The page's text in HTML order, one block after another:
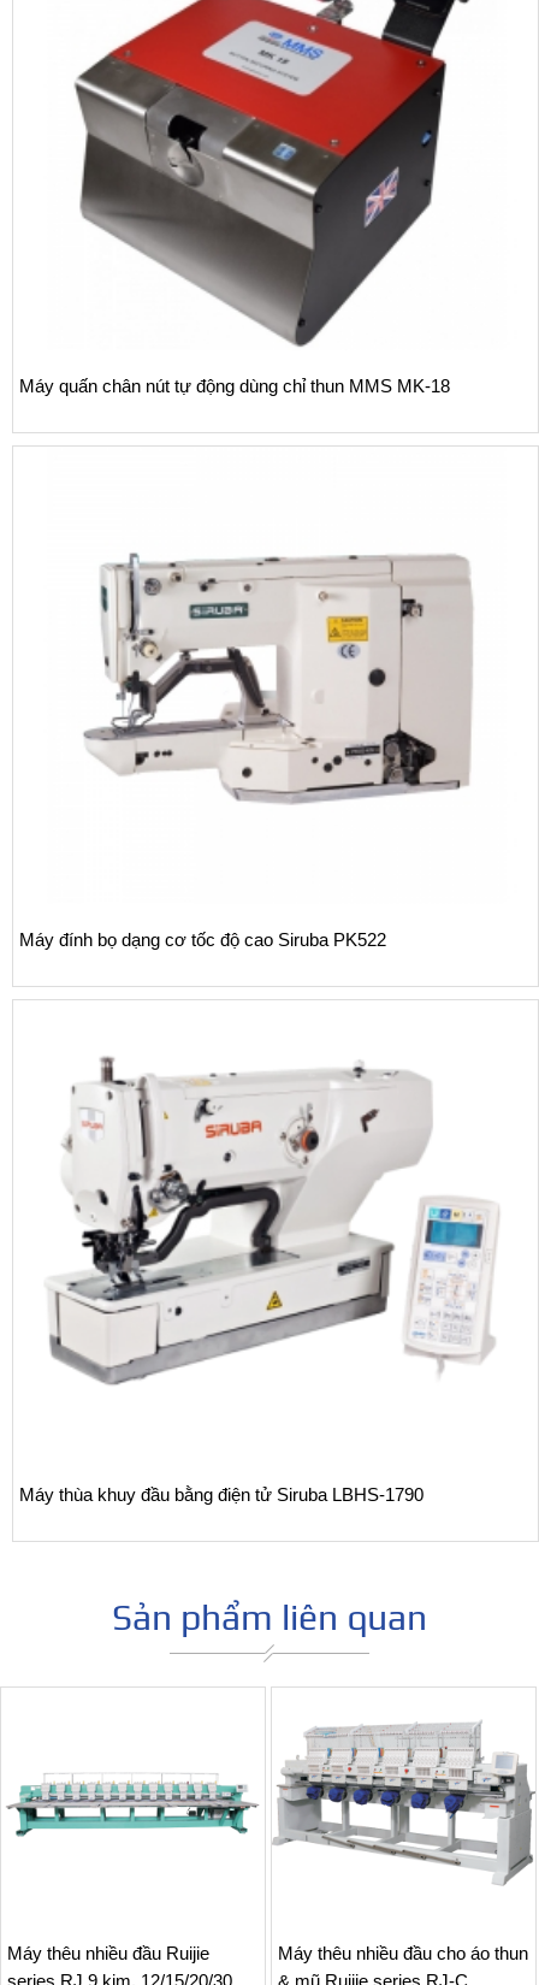
Máy quấn chân nút tự động dùng chỉ thun MMS MK-18
Máy đính bọ dạng cơ tốc độ cao Siruba PK522
Máy thùa khuy đầu bằng điện tử Siruba LBHS-1790
Sản phẩm liên quan
Máy thêu nhiều đầu Ruijie
series RJ 9 kim, 12/15/20/30
Máy thêu nhiều đầu cho áo thun
& mũ Ruijie series RJ-C